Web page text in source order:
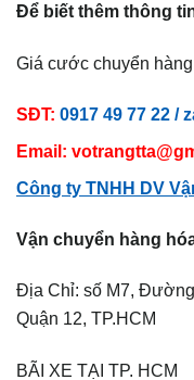
Để biết thêm thông
Giá cước chuyển
SĐT: 0917 49 77 22 /
Email:
Công ty TNHH DV
Vận chuyển hàng
Địa Chỉ: số M7,
Quận 12, TP.HCM
BÃI XE TẠI TP. HCM